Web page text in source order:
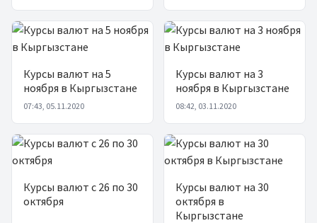
Курсы валют на 5
ноября в Кыргызстане
07:43, 05.11.2020
Курсы валют на 3
ноября в Кыргызстане
08:42, 03.11.2020
Курсы валют с 26 по 30
октября
Курсы валют на 30
октября в
Кыргызстане